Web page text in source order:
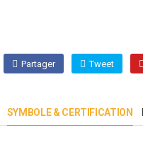
Partager Tweet
SYMBOLE & CERTIFICATION